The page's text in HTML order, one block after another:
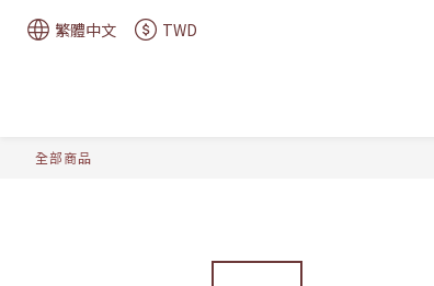
繁體中文 TWD
全部商品